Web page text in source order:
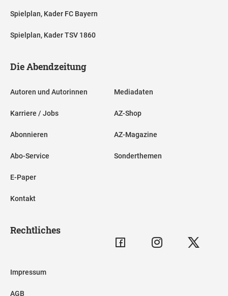
Spielplan, Kader FC Bayern
Spielplan, Kader TSV 1860
Die Abendzeitung
Autoren und Autorinnen
Karriere / Jobs
Abonnieren
Abo-Service
E-Paper
Kontakt
Mediadaten
AZ-Shop
AZ-Magazine
Sonderthemen
Rechtliches
Impressum
AGB